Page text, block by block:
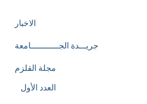
الاخبار
جريـــدة الجــــــــــــامعة
مجلة القلزم
العدد الأول